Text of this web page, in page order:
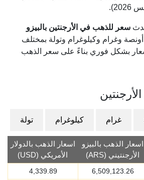
سعر للذهب في الأرجنتين بالبيزو
وغرام وكيلوغرام وتولة بمختلف
بشكل فوري بناءً على سعر الذهب
غرام كيلوغرام تولة
اسعار الذهب بالبيزو
الأرجنتيني (ARS)
اسعار الذهب بالدولار
الأمريكي (USD)
6,509,123.26
4,339.89